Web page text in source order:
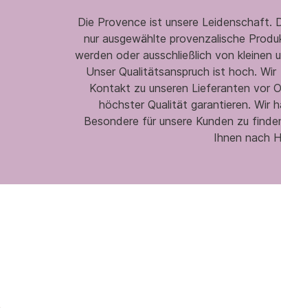
Die Provence ist unsere Leidenschaft.
nur ausgewählte provenzalische
werden oder ausschließlich von
Unser Qualitätsanspruch ist hoch.
Kontakt zu unseren Lieferanten vor
höchster Qualität garantieren. Wir
Besondere für unsere Kunden zu
Ihnen nach